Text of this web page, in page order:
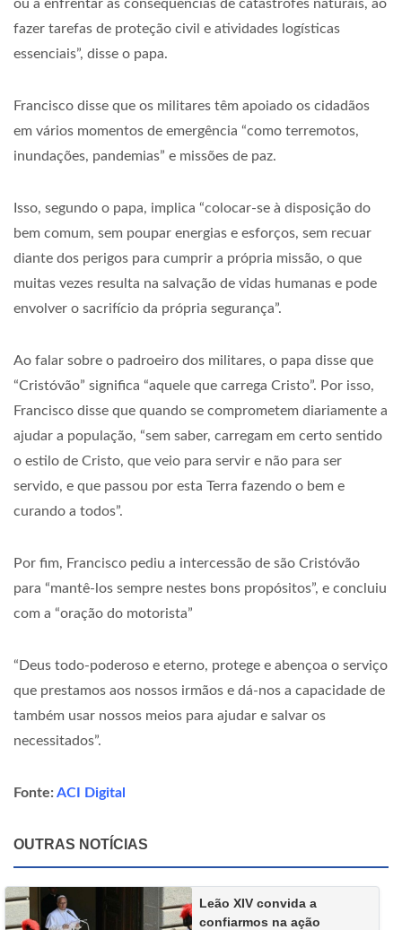
ou a enfrentar as consequências de catástrofes naturais, ao
fazer tarefas de proteção civil e atividades logísticas
essenciais”, disse o papa.
Francisco disse que os militares têm apoiado os cidadãos
em vários momentos de emergência “como terremotos,
inundações, pandemias” e missões de paz.
Isso, segundo o papa, implica “colocar-se à disposição do
bem comum, sem poupar energias e esforços, sem recuar
diante dos perigos para cumprir a própria missão, o que
muitas vezes resulta na salvação de vidas humanas e pode
envolver o sacrifício da própria segurança”.
Ao falar sobre o padroeiro dos militares, o papa disse que
“Cristóvão” significa “aquele que carrega Cristo”. Por isso,
Francisco disse que quando se comprometem diariamente a
ajudar a população, “sem saber, carregam em certo sentido
o estilo de Cristo, que veio para servir e não para ser
servido, e que passou por esta Terra fazendo o bem e
curando a todos”.
Por fim, Francisco pediu a intercessão de são Cristóvão
para “mantê-los sempre nestes bons propósitos”, e concluiu
com a “oração do motorista”
“Deus todo-poderoso e eterno, protege e abençoa o serviço
que prestamos aos nossos irmãos e dá-nos a capacidade de
também usar nossos meios para ajudar e salvar os
necessitados”.
Fonte: ACI Digital
OUTRAS NOTÍCIAS
Leão XIV convida a
confiarmos na ação